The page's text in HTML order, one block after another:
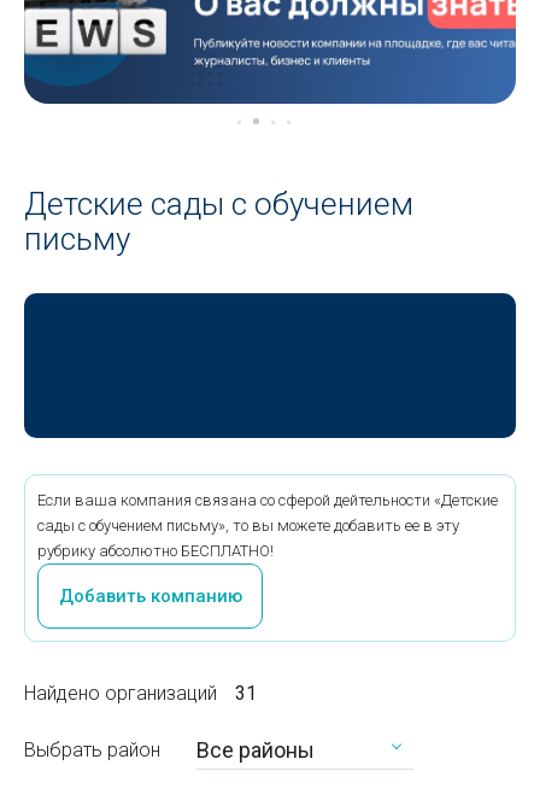
Детские сады с обучением
письму
Если ваша компания связана со сферой дейтельности «Детские
сады с обучением письму», то вы можете добавить ее в эту
рубрику абсолютно БЕСПЛАТНО!
Добавить компанию
Найдено организаций 31
Выбрать район Все районы